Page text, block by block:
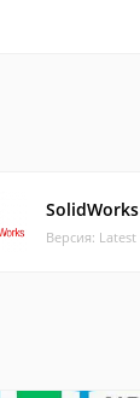
SolidWorks
Версия: Latest